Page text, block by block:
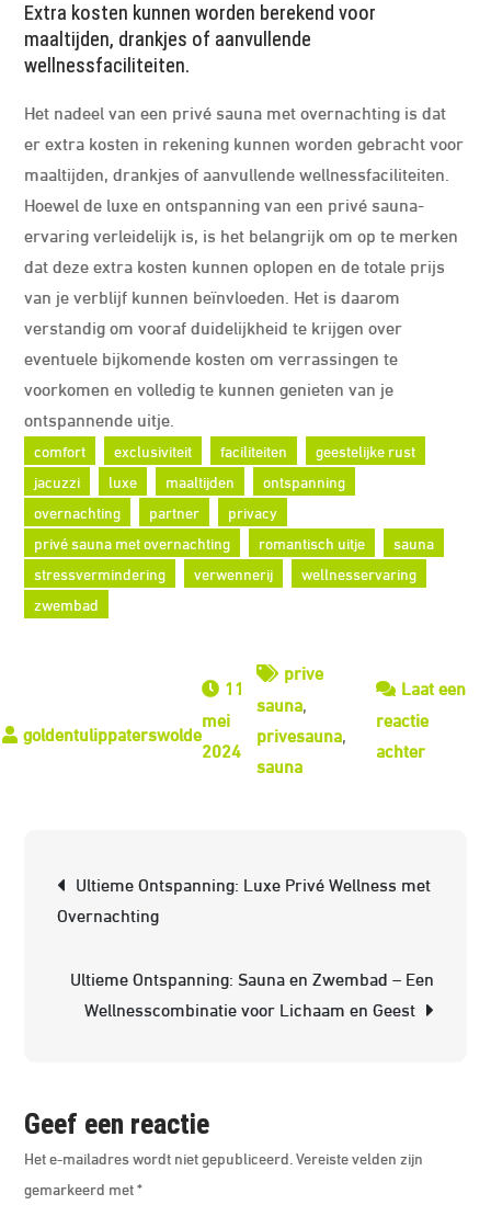
Extra kosten kunnen worden berekend voor
maaltijden, drankjes of aanvullende
wellnessfaciliteiten.
Het nadeel van een privé sauna met overnachting is dat
er extra kosten in rekening kunnen worden gebracht voor
maaltijden, drankjes of aanvullende wellnessfaciliteiten.
Hoewel de luxe en ontspanning van een privé sauna-
ervaring verleidelijk is, is het belangrijk om op te merken
dat deze extra kosten kunnen oplopen en de totale prijs
van je verblijf kunnen beïnvloeden. Het is daarom
verstandig om vooraf duidelijkheid te krijgen over
eventuele bijkomende kosten om verrassingen te
voorkomen en volledig te kunnen genieten van je
ontspannende uitje.
comfort exclusiviteit faciliteiten
geestelijke rust
jacuzzi
luxe maaltijden
ontspanning
overnachting
partner
privacy
privé sauna met overnachting
romantisch uitje
sauna
stressvermindering
verwennerij
wellnesservaring
zwembad
11
mei
2024
prive
sauna,
privesauna,
sauna
Laat een
reactie
achterop
Stijl
Ultieme Ontspanning: Luxe Privé Wellness met
Overnachting
Ultieme Ontspanning: Sauna en Zwembad – Een
Wellnesscombinatie voor Lichaam en Geest
Geef een reactie
Het e-mailadres wordt niet gepubliceerd. Vereiste velden zijn
gemarkeerd met*